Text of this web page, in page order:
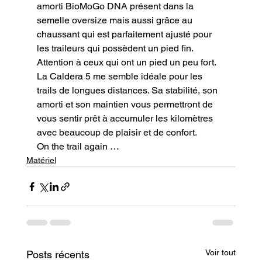
amorti BioMoGo DNA présent dans la
semelle oversize mais aussi grâce au
chaussant qui est parfaitement ajusté pour
les traileurs qui possèdent un pied fin.
Attention à ceux qui ont un pied un peu fort.
La Caldera 5 me semble idéale pour les
trails de longues distances. Sa stabilité, son
amorti et son maintien vous permettront de
vous sentir prêt à accumuler les kilomètres
avec beaucoup de plaisir et de confort.
On the trail again …
Matériel
Posts récents Voir tout